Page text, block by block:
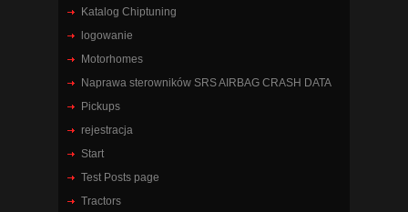
Katalog Chiptuning
logowanie
Motorhomes
Naprawa sterowników SRS AIRBAG CRASH DATA
Pickups
rejestracja
Start
Test Posts page
Tractors